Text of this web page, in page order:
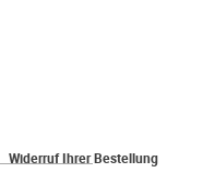
Widerruf Ihrer Bestellung